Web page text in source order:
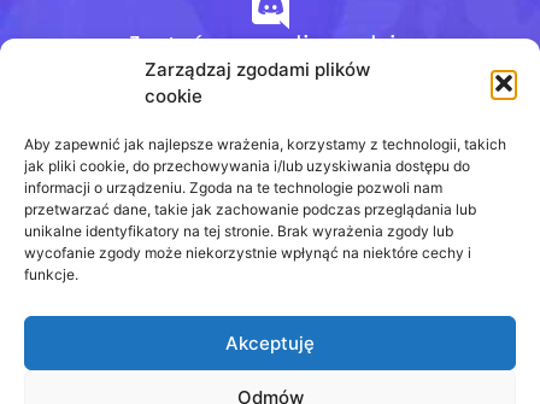
Zarządzaj zgodami plików
cookie
Aby zapewnić jak najlepsze wrażenia, korzystamy z technologii, takich
jak pliki cookie, do przechowywania i/lub uzyskiwania dostępu do
informacji o urządzeniu. Zgoda na te technologie pozwoli nam
przetwarzać dane, takie jak zachowanie podczas przeglądania lub
unikalne identyfikatory na tej stronie. Brak wyrażenia zgody lub
wycofanie zgody może niekorzystnie wpłynąć na niektóre cechy i
funkcje.
Akceptuję
Odmów
Jesteśmy na discordzie
+48 728 484 484
biuro@odpowiedzinasprawdziany.pl
Prawa Autorskie © 2020 - 2026
odpowiedzinasprawdziany.pl wszelkie prawa